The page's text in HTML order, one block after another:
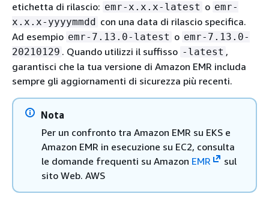
etichetta di rilascio: emr-x.x.x-latest o emr-
x.x.x-yyyymmdd con una data di rilascio specifica.
Ad esempio emr-7.13.0-latest o emr-7.13.0-
20210129 . Quando utilizzi il suffisso -latest ,
garantisci che la tua versione di Amazon EMR includa
sempre gli aggiornamenti di sicurezza più recenti.
Nota
Per un confronto tra Amazon EMR su EKS e
Amazon EMR in esecuzione su EC2, consulta
le domande frequenti su Amazon EMR
sul
sito Web. AWS